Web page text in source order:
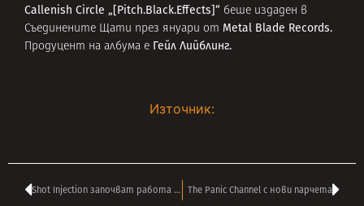
Callenish Circle „[Pitch.Black.Effects]“ беше издаден в
Съединените Щати през януари от Metal Blade Records.
Продуцент на албума е Гейл Лийблинг.
Източник:
Shot Injection започват работа по албум The Panic Channel с нови парчета